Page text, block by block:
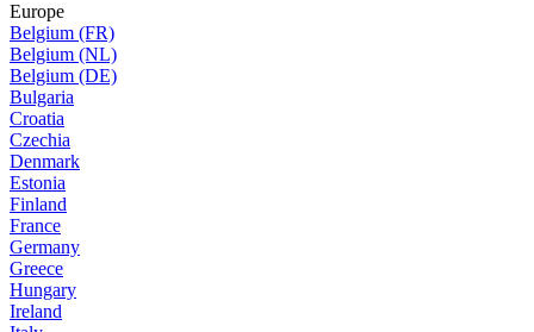
Europe
Belgium (FR)
Belgium (NL)
Belgium (DE)
Bulgaria
Croatia
Czechia
Denmark
Estonia
Finland
France
Germany
Greece
Hungary
Ireland